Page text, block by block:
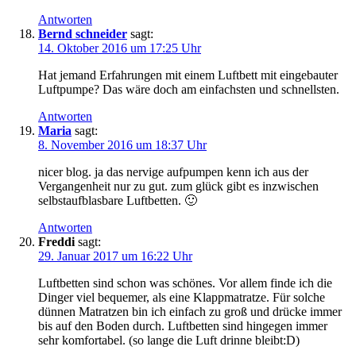
Antworten
Bernd schneider sagt:
14. Oktober 2016 um 17:25 Uhr
Hat jemand Erfahrungen mit einem Luftbett mit eingebauter
Luftpumpe? Das wäre doch am einfachsten und schnellsten.
Antworten
Maria sagt:
8. November 2016 um 18:37 Uhr
nicer blog. ja das nervige aufpumpen kenn ich aus der
Vergangenheit nur zu gut. zum glück gibt es inzwischen
selbstaufblasbare Luftbetten. 🙂
Antworten
Freddi sagt:
29. Januar 2017 um 16:22 Uhr
Luftbetten sind schon was schönes. Vor allem finde ich die
Dinger viel bequemer, als eine Klappmatratze. Für solche
dünnen Matratzen bin ich einfach zu groß und drücke immer
bis auf den Boden durch. Luftbetten sind hingegen immer
sehr komfortabel. (so lange die Luft drinne bleibt:D)